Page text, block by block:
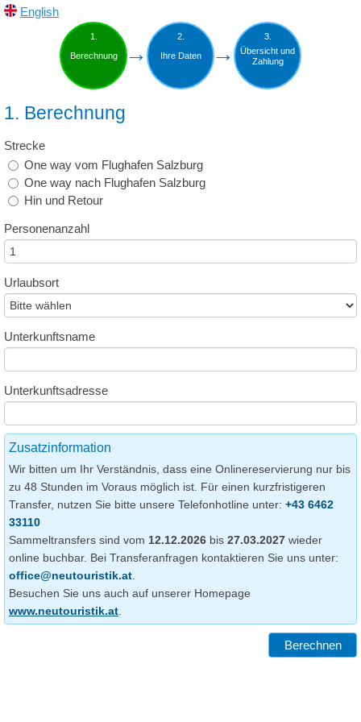
English
1.
Berechnung
2.
Ihre Daten
3.
Übersicht und
Zahlung
1. Berechnung
Strecke
One way vom Flughafen Salzburg
One way nach Flughafen Salzburg
Hin und Retour
Personenanzahl
Urlaubsort
Unterkunftsname
Unterkunftsadresse
Zusatzinformation
Wir bitten um Ihr Verständnis, dass eine Onlinereservierung nur bis
zu 48 Stunden im Voraus möglich ist. Für einen kurzfristigeren
Transfer, nutzen Sie bitte unsere Telefonhotline unter: +43 6462
33110
Sammeltransfers sind vom 12.12.2026 bis 27.03.2027 wieder
online buchbar. Bei Transferanfragen kontaktieren Sie uns unter:
office@neutouristik.at
Besuchen Sie uns auch auf unserer Homepage
www.neutouristik.at
Berechnen